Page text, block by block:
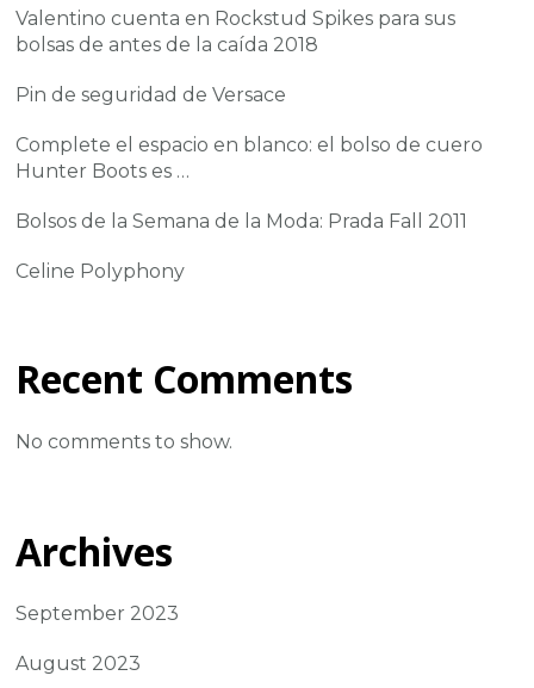
Valentino cuenta en Rockstud Spikes para sus
bolsas de antes de la caída 2018
Pin de seguridad de Versace
Complete el espacio en blanco: el bolso de cuero
Hunter Boots es …
Bolsos de la Semana de la Moda: Prada Fall 2011
Celine Polyphony
Recent Comments
No comments to show.
Archives
September 2023
August 2023